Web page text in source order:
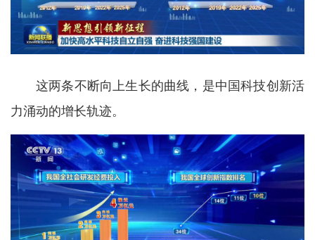
这两条不断向上生长的曲线，是中国科技创新活
力涌动的增长轨迹。